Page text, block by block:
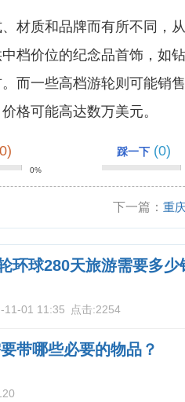
材质和品牌而有所不同，
档价位的纪念品首饰，如
而一些高档游轮则可能销
格可能高达数万美元。
0%
踩一下 (0)
下一篇：重
环球280天旅游需要多少
11-01 11:35 点击:2254
带哪些必要的物品？